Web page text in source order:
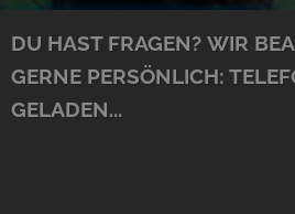
DU HAST FRAGEN? WIR
GERNE PERSÖNLICH:
GELADEN...